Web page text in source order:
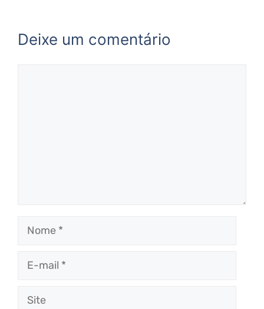
Deixe um comentário
Nome
E-
Site